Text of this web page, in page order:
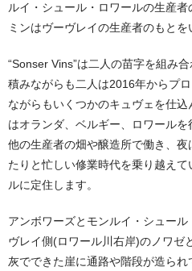
ルイ・シュール・ロワールの生産
ミンはヴーヴレイの生産者のもとを
“Sonser Vins”は二人の苗字を組み
積みながらも二人は2016年からプ
ながらもいくつかのキュヴェを仕
はオランダ、ベルギー、ロワール
他の生産者の畑や醸造所で働き、
たりと忙しい修業時代を乗り越え
ルに定住します。
アンボワーズとモンルイ・シュー
ヴレイ側(ロワール川右岸)のノワゼ
灰でできた崖に通路や階段が造ら